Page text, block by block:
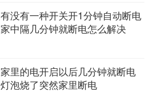
有没有一种开关开1分钟自动断电
家中隔几分钟就断电怎么解决
家里的电开启以后几分钟就断电
灯泡烧了突然家里断电